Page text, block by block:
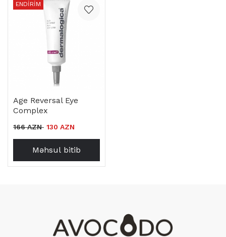
ENDIRIM
Age Reversal Eye
Complex
166 AZN 130 AZN
Məhsul bitib